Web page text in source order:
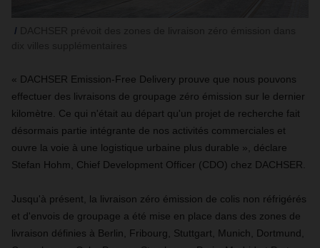
« DACHSER Emission-Free Delivery prouve que nous pouvons
effectuer des livraisons de groupage zéro émission sur le dernier
kilomètre. Ce qui n'était au départ qu'un projet de recherche fait
désormais partie intégrante de nos activités commerciales et
ouvre la voie à une logistique urbaine plus durable », déclare
Stefan Hohm, Chief Development Officer (CDO) chez DACHSER.
Jusqu'à présent, la livraison zéro émission de colis non réfrigérés
et d'envois de groupage a été mise en place dans des zones de
livraison définies à Berlin, Fribourg, Stuttgart, Munich, Dortmund,